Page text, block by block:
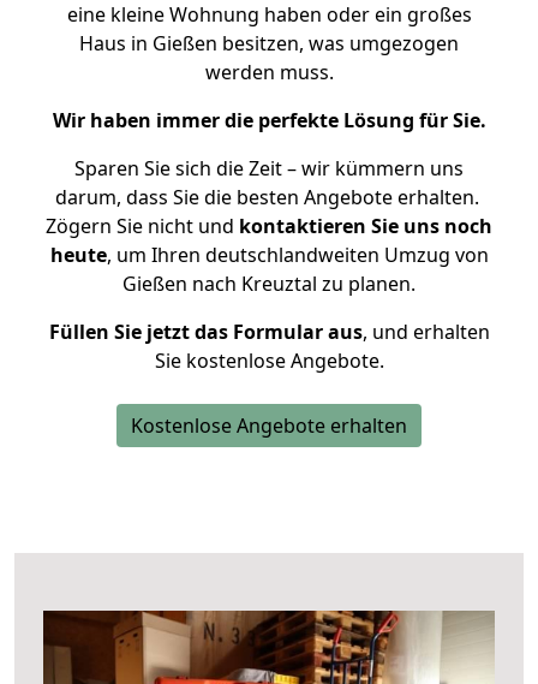
eine kleine Wohnung haben oder ein großes
Haus in Gießen besitzen, was umgezogen
werden muss.
Wir haben immer die perfekte Lösung für Sie.
Sparen Sie sich die Zeit – wir kümmern uns
darum, dass Sie die besten Angebote erhalten.
Zögern Sie nicht und kontaktieren Sie uns noch
heute, um Ihren deutschlandweiten Umzug von
Gießen nach Kreuztal zu planen.
Füllen Sie jetzt das Formular aus, und erhalten
Sie kostenlose Angebote.
Kostenlose Angebote erhalten